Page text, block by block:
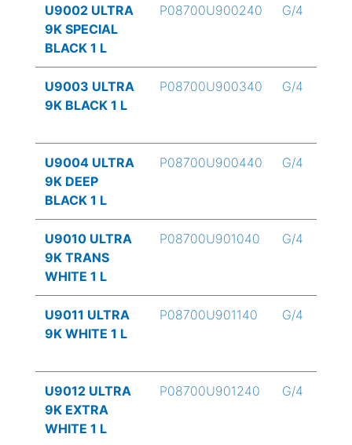
U9002 ULTRA
9K SPECIAL
BLACK 1 L
P08700U900240 G/4
U9003 ULTRA
9K BLACK 1 L
P08700U900340 G/4
U9004 ULTRA
9K DEEP
BLACK 1 L
P08700U900440 G/4
U9010 ULTRA
9K TRANS
WHITE 1 L
P08700U901040 G/4
U9011 ULTRA
9K WHITE 1 L
P08700U901140 G/4
U9012 ULTRA
9K EXTRA
WHITE 1 L
P08700U901240 G/4